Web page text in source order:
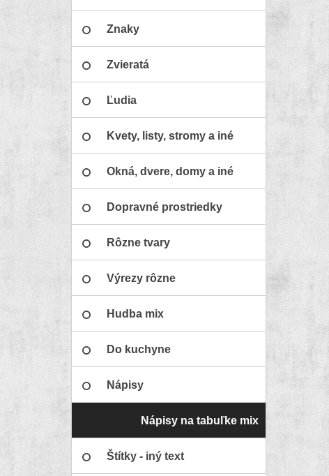
Znaky
Zvieratá
Ľudia
Kvety, listy, stromy a iné
Okná, dvere, domy a iné
Dopravné prostriedky
Rôzne tvary
Výrezy rôzne
Hudba mix
Do kuchyne
Nápisy
Nápisy na tabuľke mix
Štítky - iný text